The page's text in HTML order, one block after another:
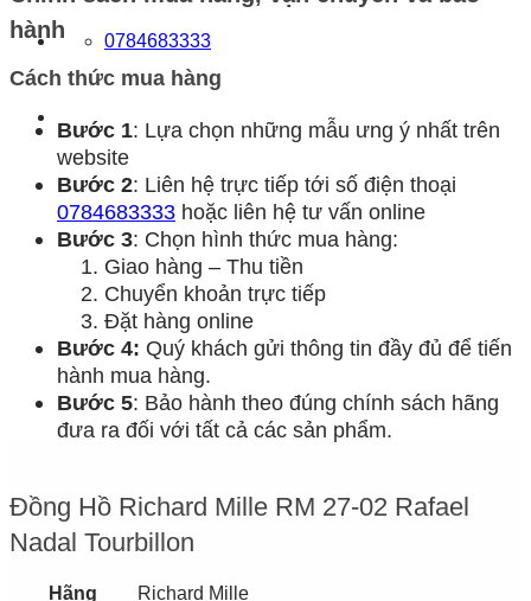
0784683333
hành
Cách thức mua hàng
Bước 1: Lựa chọn những mẫu ưng ý nhất trên
website
Bước 2: Liên hệ trực tiếp tới số điện thoại
0784683333 hoặc liên hệ tư vấn online
Bước 3: Chọn hình thức mua hàng:
Giao hàng – Thu tiền
Chuyển khoản trực tiếp
Đặt hàng online
Bước 4: Quý khách gửi thông tin đầy đủ để tiến
hành mua hàng.
Bước 5: Bảo hành theo đúng chính sách hãng
đưa ra đối với tất cả các sản phẩm.
Đồng Hồ Richard Mille RM 27-02 Rafael
Nadal Tourbillon
Hãng
Richard Mille